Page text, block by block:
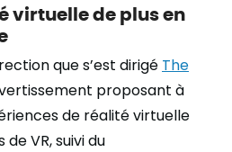
virtuelle de plus en
que s’est dirigé The
proposant à
de réalité virtuelle
VR, suivi du